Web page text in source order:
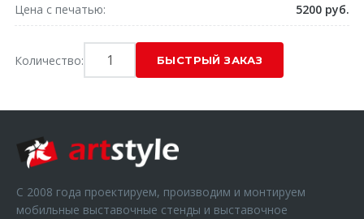
Цена с печатью 5200 руб.
Количество:
С 2008 года проектируем, производим и монтируем
мобильные выставочные стенды и выставочное